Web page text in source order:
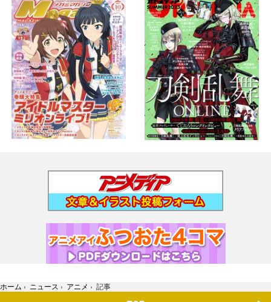
ホーム › ニュース › アニメ › 記事